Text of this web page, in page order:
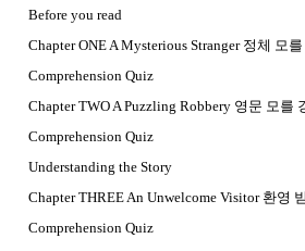
Before you read
Chapter ONE A Mysterious Stranger 정체 모
Comprehension Quiz
Chapter TWO A Puzzling Robbery 영문 모를
Comprehension Quiz
Understanding the Story
Chapter THREE An Unwelcome Visitor 환영
Comprehension Quiz